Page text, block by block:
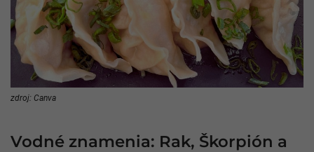
zdroj: Canva
Vodné znamenia: Rak, Škorpión a